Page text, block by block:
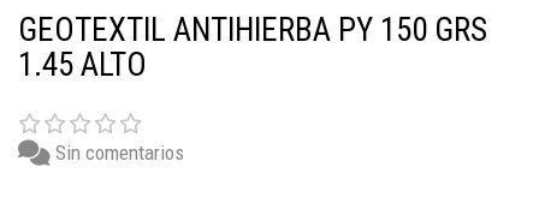
GEOTEXTIL ANTIHIERBA PY 150 GRS
1.45 ALTO
Sin comentarios